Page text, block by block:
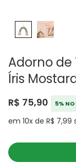
Adorno
Íris
R$ 75,90 5% NO
em 10x de R$